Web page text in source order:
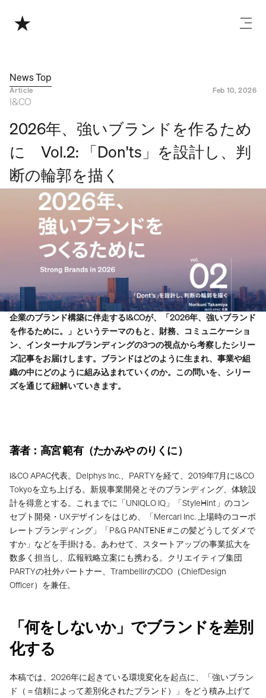
News Top
Article
I&CO
Feb 10, 2026
2026年、強いブランドを作るため
に　Vol.2: 「Don'ts」を設計し、判
断の輪郭を描く
企業のブランド構築に伴走するI&COが、「2026年、強いブランド
を作るために。」というテーマのもと、財務、コミュニケーショ
ン、インターナルブランディングの3つの視点から考察したシリー
ズ記事をお届けします。ブランドはどのように生まれ、事業や組
織の中にどのように組み込まれていくのか。この問いを、シリー
ズを通じて紐解いていきます。
著者：高宮 範有（たかみや のりくに）
I&CO APAC代表。Delphys Inc.、PARTYを経て、2019年7月にI&CO
Tokyoを立ち上げる。新規事業開発とそのブランディング、体験設
計を得意とする。これまでに「UNIQLO IQ」「StyleHint」のコン
セプト開発・UXデザインをはじめ、「Mercari Inc. 上場時のコーポ
レートブランディング」「P&G PANTENE #この髪どうしてダメで
すか」などを手掛ける。あわせて、スタートアップの事業拡大を
数多く担当し、広報戦略立案にも携わる。クリエイティブ集団
PARTYの社外パートナー、TrambellirのCDO（ChiefDesign
Officer）を兼任。
「何をしないか」でブランドを差別
化する
本稿では、2026年に起きている環境変化を起点に、「強いブラン
ド（＝信頼によって差別化されたブランド）」をどう積み上げて